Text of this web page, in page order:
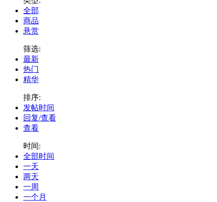
全部
商品
悬赏
筛选:
最新
热门
精华
排序:
发帖时间
回复/查看
查看
时间:
全部时间
一天
两天
一周
一个月